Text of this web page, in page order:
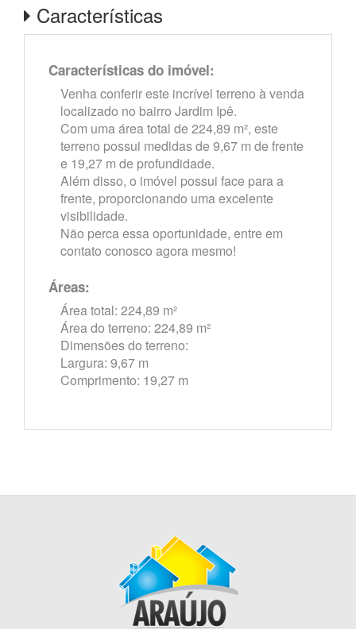
Características
Características do imóvel:
Venha conferir este incrível terreno à venda
localizado no bairro Jardim Ipê.
Com uma área total de 224,89 m², este
terreno possui medidas de 9,67 m de frente
e 19,27 m de profundidade.
Além disso, o imóvel possui face para a
frente, proporcionando uma excelente
visibilidade.
Não perca essa oportunidade, entre em
contato conosco agora mesmo!
Áreas:
Área total: 224,89 m²
Área do terreno: 224,89 m²
Dimensões do terreno:
Largura: 9,67 m
Comprimento: 19,27 m